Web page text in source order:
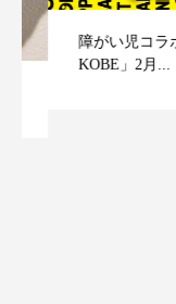
障がい児コラボ
KOBE」2月...